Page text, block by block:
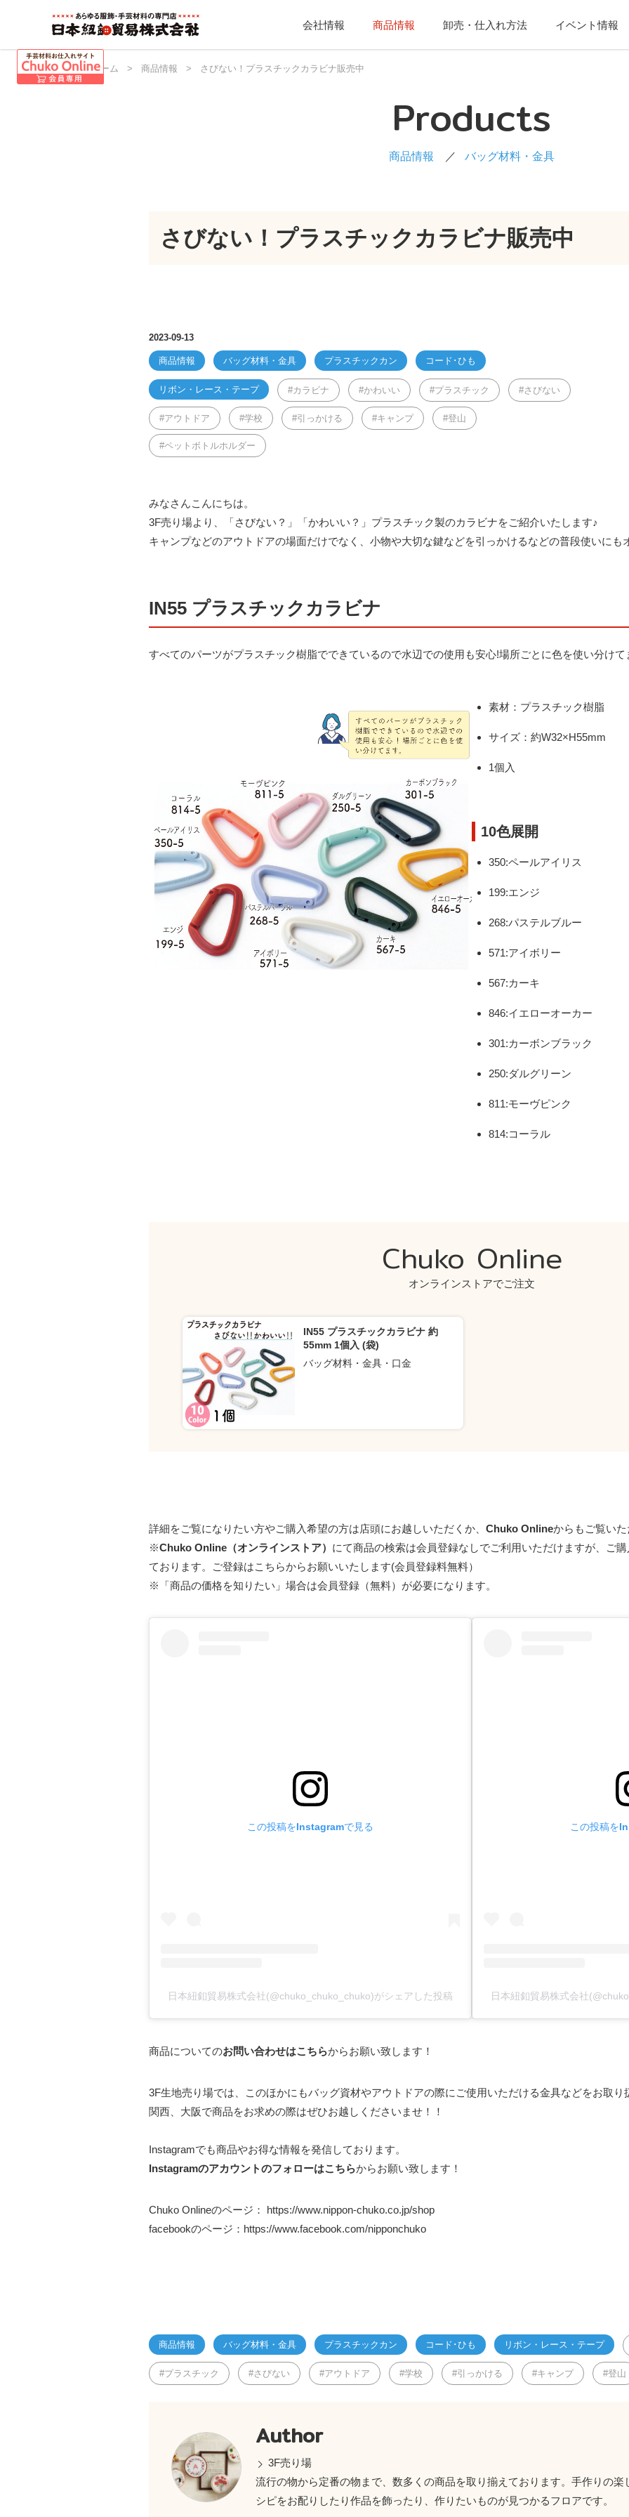
会社情報 商品情報 卸売・仕入れ方法 イベント情報
日本紐釦 ホーム > 商品情報 > さびない！プラスチックカラビナ販売中
Products
商品情報 バッグ材料・金具
さびない！プラスチックカラビナ販売中
2023-09-13
商品情報 バッグ材料・金具 プラスチックカン コード･ひも
リボン・レース・テープ カラビナ かわいい プラスチック さびない
アウトドア 学校 引っかける キャンプ 登山
ペットボトルホルダー
みなさんこんにちは。
3F売り場より、「さびない？」「かわいい？」プラスチック製のカラビナをご紹介いたします♪
キャンプなどのアウトドアの場面だけでなく、小物や大切な鍵などを引っかけるなどの普段使いにも
IN55 プラスチックカラビナ
すべてのパーツがプラスチック樹脂でできているので水辺での使用も安心!場所ごとに色を使い分けて
素材：プラスチック樹脂
サイズ：約W32×H55mm
1個入
10色展開
350:ペールアイリス
199:エンジ
268:パステルブルー
571:アイボリー
567:カーキ
846:イエローオーカー
301:カーボンブラック
250:ダルグリーン
811:モーヴピンク
814:コーラル
Chuko Online
オンラインストアでご注文
IN55 プラスチックカラビナ 約
55mm 1個入 (袋)
バッグ材料・金具・口金
詳細をご覧になりたい方やご購入希望の方は店頭にお越しいただくか、 Chuko Onlineからもご覧い
※Chuko Online（オンラインストア） にて商品の検索は会員登録なしでご利用いただけますが、ご
ております。
ご登録はこちらからお願いいたします(会員登録料無料）
※「商品の価格を知りたい」場合は会員登録（無料）が必要になります。
この投稿をInstagramで見る
日本紐釦貿易株式会社(@chuko_chuko_chuko)がシェアした投稿
この投稿を
日本紐釦貿易株式会社
商品についてのお問い合わせはこちらからお願い致します！
3F生地売り場では、このほかにもバッグ資材やアウトドアの際にご使用いただける金具などをお取り
関西、大阪で商品をお求めの際はぜひお越しくださいませ！！
Instagramでも商品やお得な情報を発信しております。
Instagramのアカウントのフォローはこちらからお願い致します！
Chuko Onlineのページ： https://www.nippon-chuko.co.jp/shop
facebookのページ： https://www.facebook.com/nipponchuko
商品情報 バッグ材料・金具 プラスチックカン コード･ひも リボン・レース・テープ
プラスチック さびない アウトドア 学校 引っかける キャンプ 登山
Author
3F売り場
流行の物から定番の物まで、数多くの商品を取り揃えております。手作りの
シピをお配りしたり作品を飾ったり、作りたいものが見つかるフロアです。